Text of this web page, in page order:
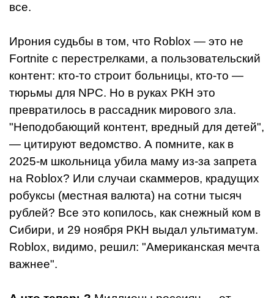
все.
Ирония судьбы в том, что Roblox — это не
Fortnite с перестрелками, а пользовательский
контент: кто-то строит больницы, кто-то —
тюрьмы для NPC. Но в руках РКН это
превратилось в рассадник мирового зла.
"Неподобающий контент, вредный для детей",
— цитируют ведомство. А помните, как в
2025-м школьница убила маму из-за запрета
на Roblox? Или случаи скаммеров, крадущих
робуксы (местная валюта) на сотни тысяч
рублей? Все это копилось, как снежный ком в
Сибири, и 29 ноября РКН выдал ультиматум.
Roblox, видимо, решил: "Американская мечта
важнее".